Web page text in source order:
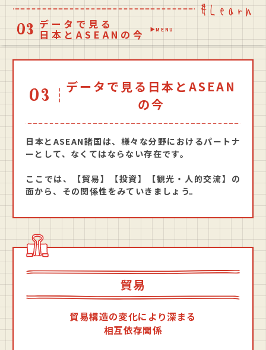
データで見る
日本とASEANの今 MENU
データで見る日本とASEAN
の今
日本とASEAN諸国は、様々な分野におけるパートナ
ーとして、なくてはならない存在です。
ここでは、【貿易】【投資】【観光・人的交流】の
面から、その関係性をみていきましょう。
貿易
貿易構造の変化により深まる
相互依存関係